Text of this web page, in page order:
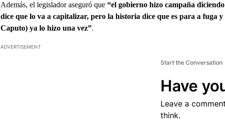
Además, el legislador aseguró que “el gobierno hizo campaña
dice que lo va a capitalizar, pero la historia dice que es para a fuga
Caputo) ya lo hizo una vez”.
ADVERTISEMENT
Start the Conversation
Have
Leave a
think.